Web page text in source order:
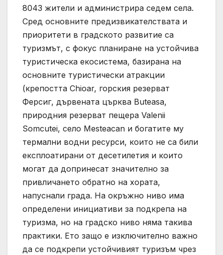
8043 жители и администрира седем села.
Сред основните предизвикателствата и
приоритети в градското развитие са
туризмът, с фокус планиране на устойчива
туристическа екосистема, базирана на
основните туристически атракции
(крепостта Chioar, горския резерват
Ферсиг, дървената църква Buteasa,
природния резерват пещера Valenii
Somcutei, село Mesteacan и богатите му
термални водни ресурси, които не са били
експлоатирани от десетилетия и които
могат да допринесат значително за
привличането обратно на хората,
напуснали града. На окръжно ниво има
определени инициативи за подкрепа на
туризма, но на градско ниво няма такива
практики. Ето защо е изключително важно
да се подкрепи устойчивият туризъм чрез